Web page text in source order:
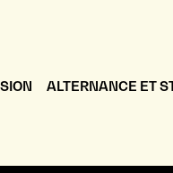
ALTERNANCE ET